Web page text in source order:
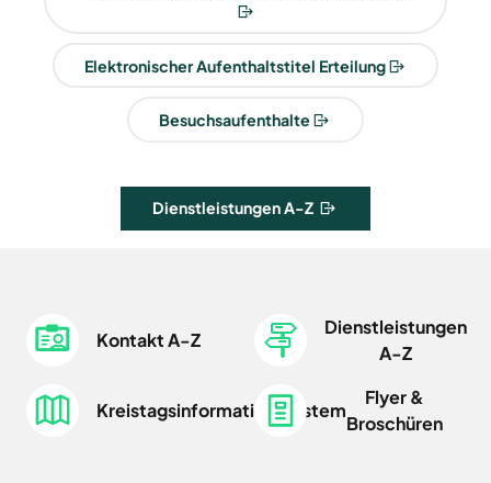
Elektronischer Aufenthaltstitel Erteilung
Besuchsaufenthalte
Dienstleistungen A-Z
Kontakt A-Z
Dienstleistungen
A-Z
Kreistagsinformationssystem
Flyer &
Broschüren